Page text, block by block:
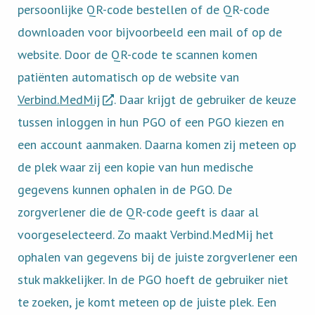
persoonlijke QR-code bestellen of de QR-code
downloaden voor bijvoorbeeld een mail of op de
website. Door de QR-code te scannen komen
patiënten automatisch op de website van
Verbind.MedMij
. Daar krijgt de gebruiker de keuze
tussen inloggen in hun PGO of een PGO kiezen en
een account aanmaken. Daarna komen zij meteen op
de plek waar zij een kopie van hun medische
gegevens kunnen ophalen in de PGO. De
zorgverlener die de QR-code geeft is daar al
voorgeselecteerd. Zo maakt Verbind.MedMij het
ophalen van gegevens bij de juiste zorgverlener een
stuk makkelijker. In de PGO hoeft de gebruiker niet
te zoeken, je komt meteen op de juiste plek. Een